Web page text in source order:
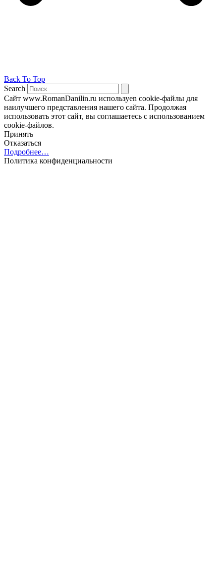
Back To Top
Search
Сайт www.RomanDanilin.ru используеn cookie-файлы для
наилучшего представления нашего сайта. Продолжая
использовать этот сайт, вы соглашаетесь с использованием
cookie-файлов.
Принять
Отказаться
Подробнее…
Политика конфиденциальности